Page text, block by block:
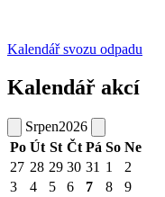
Kalendář svozu odpadu
Kalendář akcí
Srpen2026
Po Út St Čt Pá So Ne
27 28 29 30 31 1
2
3
4 5 6 7 8
9